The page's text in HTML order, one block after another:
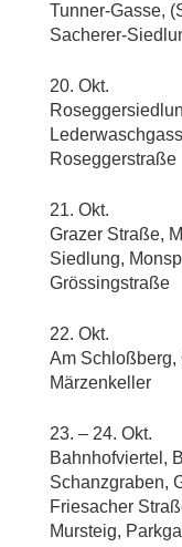
Tunner-Gasse,
Sacherer-
20. Okt.
Roseggerstraße
21. Okt.
Grazer Straße,
Siedlung,
Grössingstraße
22. Okt.
Am Schloßberg,
Märzenkeller
23. – 24. Okt.
Bahnhofviertel,
Schanzgraben,
Friesacher
Mursteig,